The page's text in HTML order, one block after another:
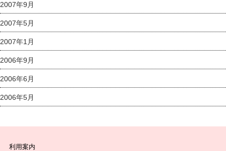
2007年9月
2007年5月
2007年1月
2006年9月
2006年6月
2006年5月
利用案内